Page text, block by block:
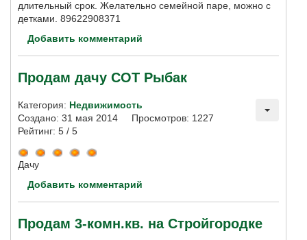
длительный срок. Желательно семейной паре, можно с
детками. 89622908371
Добавить комментарий
Продам дачу СОТ Рыбак
Категория: Недвижимость
Создано: 31 мая 2014
Просмотров: 1227
Рейтинг: 5 / 5
Дачу
Добавить комментарий
Продам 3-комн.кв. на Стройгородке